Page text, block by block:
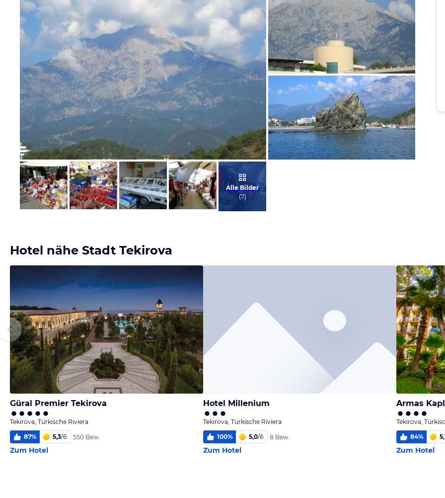
Bild melden
von Michael
Bild melden
Alle Bilder
(7)
Hotel nähe Stadt Tekirova
Güral Premier Tekirova
Tekirova, Türkische Riviera
87% 5,3/6 550 Bew.
Zum Hotel
Hotel Millenium
Tekirova, Türkische Riviera
100% 5,0/6 8 Bew.
Zum Hotel
Armas
Tekirova,
84%
Zum Hotel